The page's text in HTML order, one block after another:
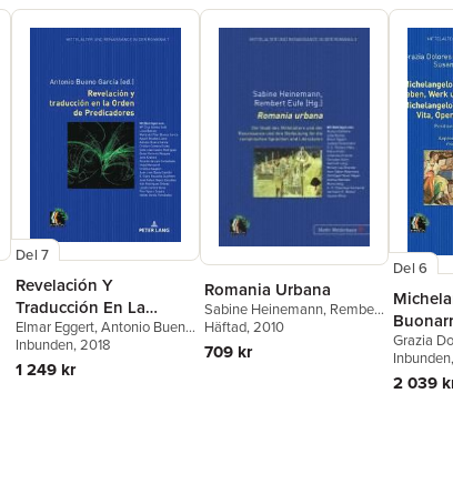
Del 7
Revelación Y
Traducción En La
Orden de Predicadores
Elmar Eggert,Antonio Bueno
García
Inbunden, 2018
1 249 kr
Romania Urbana
Sabine Heinemann, Rembert
Eufe
Häftad, 2010
709 kr
Del 6
Grazia
Susanne
Inbunden
2 039